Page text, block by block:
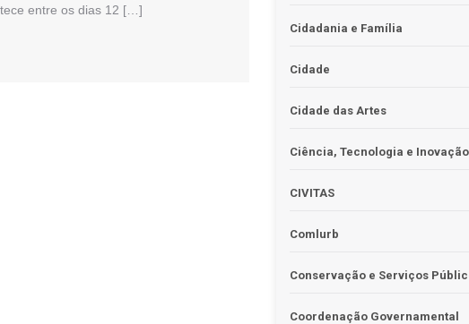
entre os dias 12 […]
Cidadania e Família
Cidade
Cidade das Artes
Ciência, Tecnologia e Inovação
CIVITAS
Comlurb
Conservação e Serviços
Coordenação Governamental